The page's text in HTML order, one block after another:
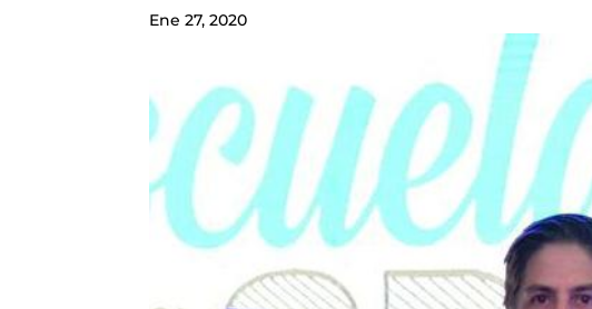
Ene 27, 2020